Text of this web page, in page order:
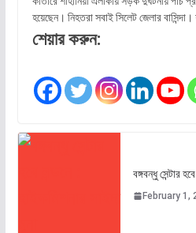
হয়েছেন। নিহতরা সবাই সিলেট জেলার
শেয়ার করুন:
বঙ্গবন্ধু সেন্টার
February 1,